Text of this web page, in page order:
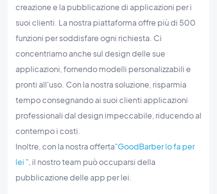
creazione e la pubblicazione di applicazioni per i
suoi clienti. La nostra piattaforma offre più di 500
funzioni per soddisfare ogni richiesta. Ci
concentriamo anche sul design delle sue
applicazioni, fornendo modelli personalizzabili e
pronti all'uso. Con la nostra soluzione, risparmia
tempo consegnando ai suoi clienti applicazioni
professionali dal design impeccabile, riducendo al
contempo i costi.
Inoltre, con la nostra offerta"GoodBarber lo fa per
lei ", il nostro team può occuparsi della
pubblicazione delle app per lei.